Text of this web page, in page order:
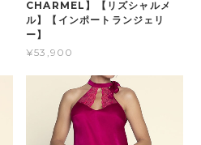
CHARMEL】【リズシャルメ
ル】【インポートランジェリ
ー】
¥53,900